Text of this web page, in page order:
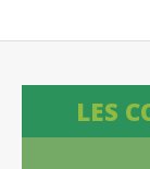
LES